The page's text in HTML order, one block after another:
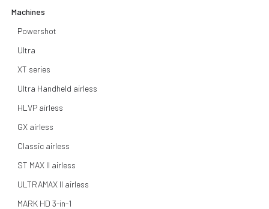
Machines
Powershot
Ultra
XT series
Ultra Handheld airless
HLVP airless
GX airless
Classic airless
ST MAX II airless
ULTRAMAX II airless
MARK HD 3-in-1